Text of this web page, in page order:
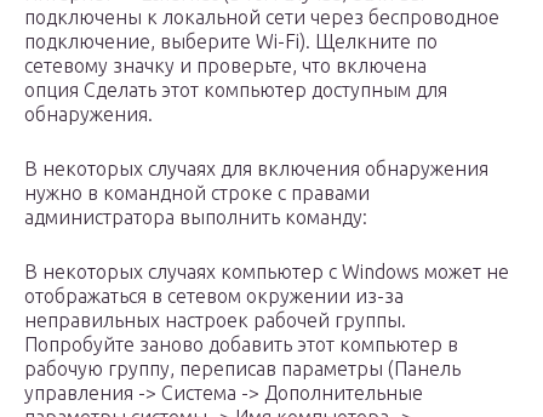
подключены к локальной сети через беспроводное
подключение, выберите Wi-Fi). Щелкните по
сетевому значку и проверьте, что включена
опция Сделать этот компьютер доступным для
обнаружения.
В некоторых случаях для включения обнаружения
нужно в командной строке с правами
администратора выполнить команду:
В некоторых случаях компьютер с Windows может не
отображаться в сетевом окружении из-за
неправильных настроек рабочей группы.
Попробуйте заново добавить этот компьютер в
рабочую группу, переписав параметры (Панель
управления -> Система -> Дополнительные